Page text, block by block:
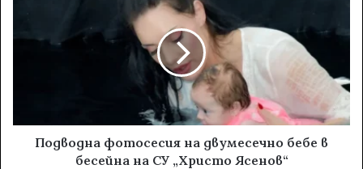
Подводна фотосесия на двумесечно бебе в
бесейна на СУ „Христо Ясенов“